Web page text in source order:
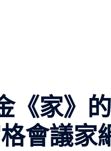
《家》
會議家